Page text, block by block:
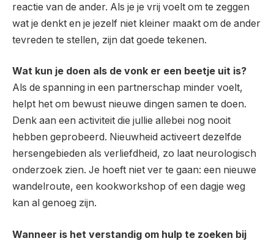
reactie van de ander. Als je je vrij voelt om te zeggen
wat je denkt en je jezelf niet kleiner maakt om de ander
tevreden te stellen, zijn dat goede tekenen.
Wat kun je doen als de vonk er een beetje uit is?
Als de spanning in een partnerschap minder voelt,
helpt het om bewust nieuwe dingen samen te doen.
Denk aan een activiteit die jullie allebei nog nooit
hebben geprobeerd. Nieuwheid activeert dezelfde
hersengebieden als verliefdheid, zo laat neurologisch
onderzoek zien. Je hoeft niet ver te gaan: een nieuwe
wandelroute, een kookworkshop of een dagje weg
kan al genoeg zijn.
Wanneer is het verstandig om hulp te zoeken bij